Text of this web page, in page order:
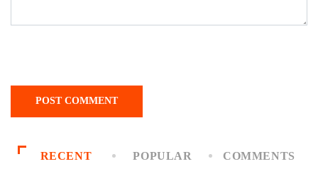
RECENT POPULAR COMMENTS